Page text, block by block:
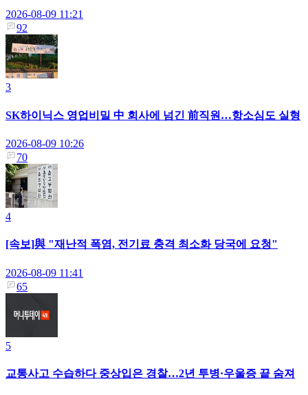
2026-08-09 11:21
92
3
SK하이닉스 영업비밀 中 회사에 넘긴 前직원…항소심도 실형
2026-08-09 10:26
70
4
[속보]與 "재난적 폭염, 전기료 충격 최소화 당국에 요청"
2026-08-09 11:41
65
5
교통사고 수습하다 중상입은 경찰…2년 투병·우울증 끝 숨져